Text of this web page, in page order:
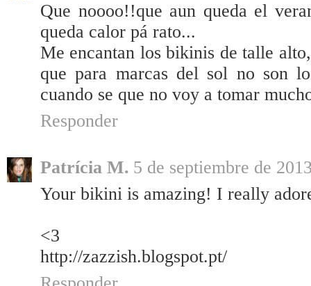
Que noooo!!que aun queda el
queda calor pá rato...
Me encantan los bikinis de talle
que para marcas del sol no son
cuando se que no voy a tomar
Responder
Patrícia M. 5 de septiembre de
Your bikini is amazing! I really
<3
http://zazzish.blogspot.pt/